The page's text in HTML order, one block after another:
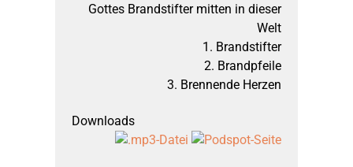
Gottes Brandstifter mitten in dieser
Welt
1. Brandstifter
2. Brandpfeile
3. Brennende Herzen